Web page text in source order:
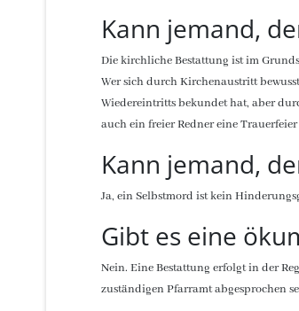
Kann jemand,
Die kirchliche Bestattung ist im
Wer sich durch Kirchenaustritt
Wiedereintritts bekundet hat, aber
auch ein freier Redner eine
Kann jemand,
Ja, ein Selbstmord ist kein
Gibt es eine
Nein. Eine Bestattung erfolgt in der
zuständigen Pfarramt abgesprochen